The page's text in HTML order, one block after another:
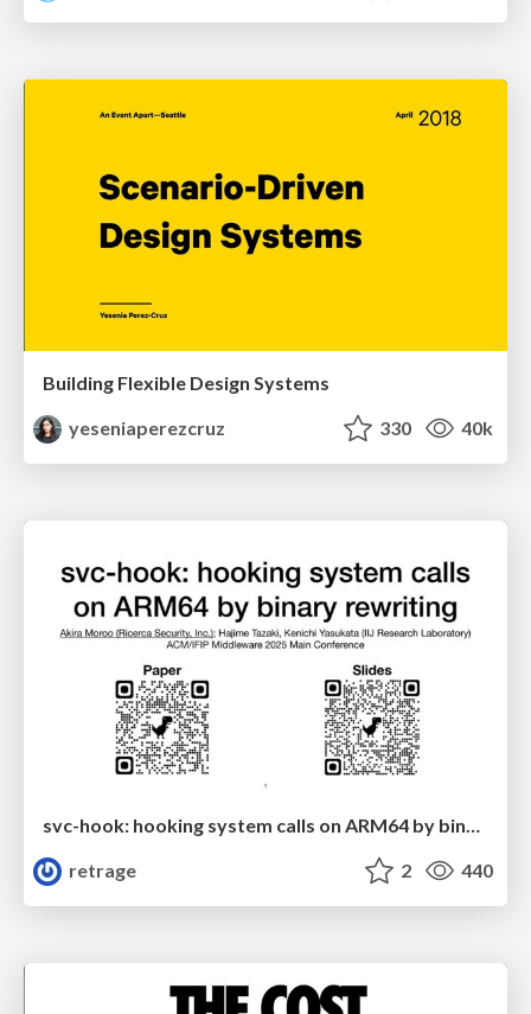
Building Flexible Design Systems
yeseniaperezcruz
330 40k
retrage
2 440